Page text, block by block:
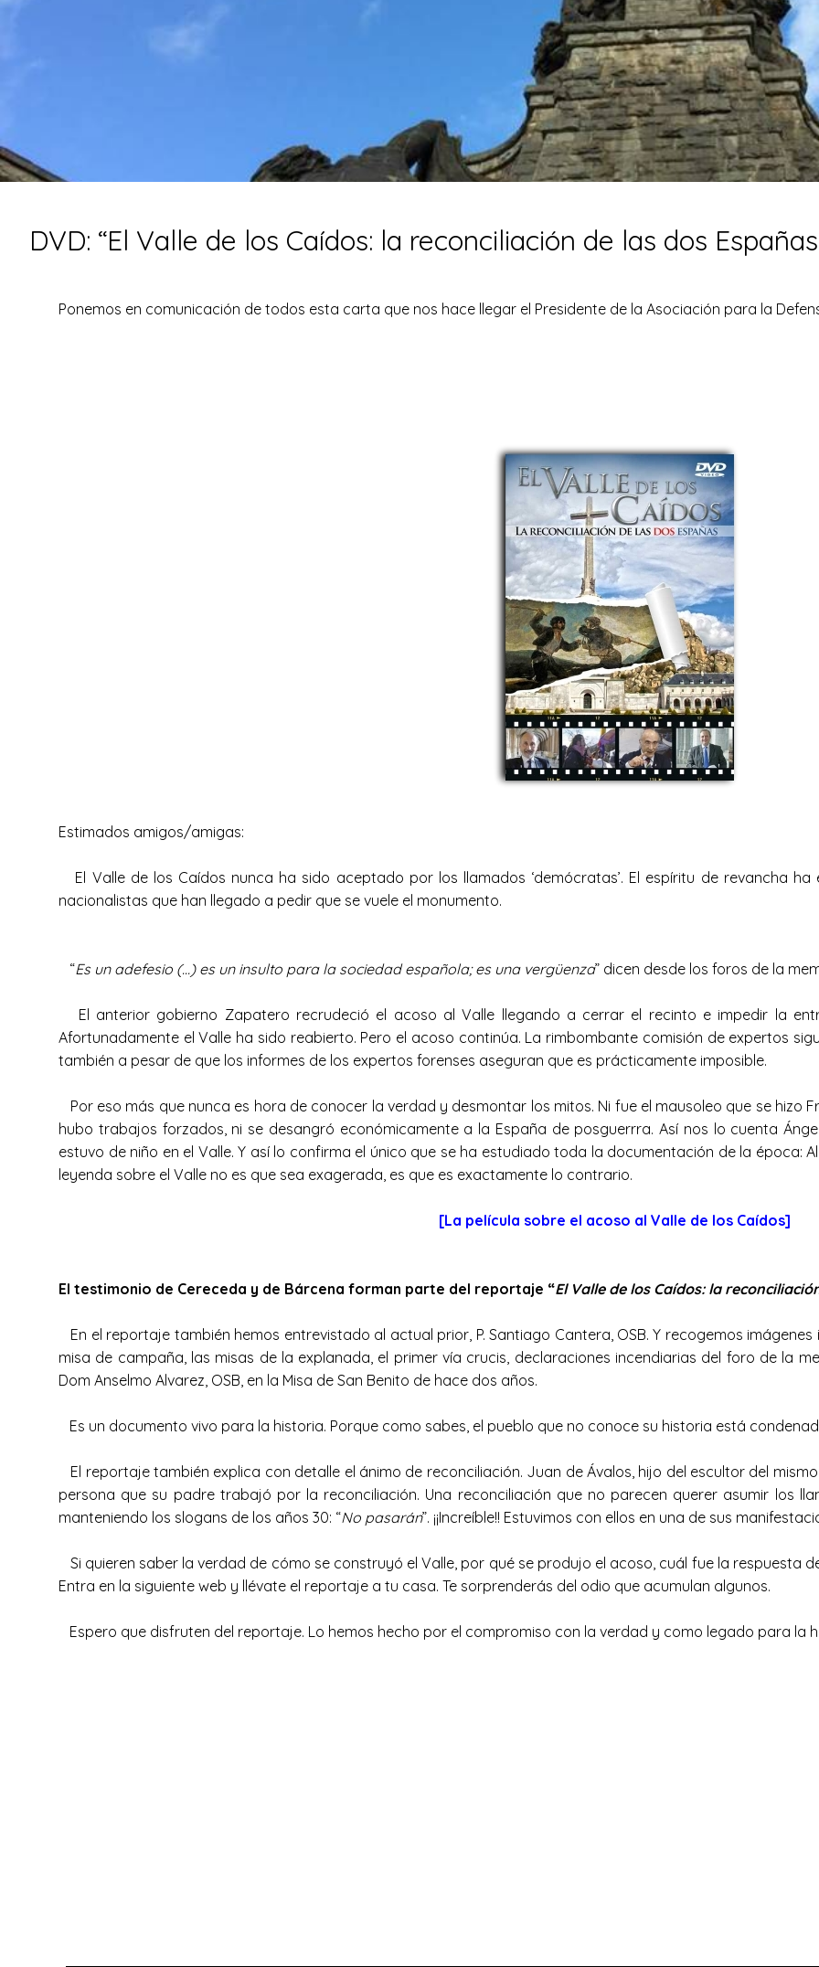
DVD: “El Valle de los Caídos: la reconciliación de las dos
Ponemos en comunicación de todos esta carta que nos hace llegar el Presidente de la Asociación para la
Estimados amigos/amigas:
El Valle de los Caídos nunca ha sido aceptado por los llamados ‘demócratas’. El espíritu de revancha
nacionalistas que han llegado a pedir que se vuele el monumento.
“Es un adefesio (…) es un insulto para la sociedad española; es una vergüenza” dicen desde los foros de la
El anterior gobierno Zapatero recrudeció el acoso al Valle llegando a cerrar el recinto e impedir la
Afortunadamente el Valle ha sido reabierto. Pero el acoso continúa. La rimbombante comisión de expertos
también a pesar de que los informes de los expertos forenses aseguran que es prácticamente imposible.
Por eso más que nunca es hora de conocer la verdad y desmontar los mitos. Ni fue el mausoleo que se hizo
hubo trabajos forzados, ni se desangró económicamente a la España de posguerrra. Así nos lo cuenta
estuvo de niño en el Valle. Y así lo confirma el único que se ha estudiado toda la documentación de la época:
leyenda sobre el Valle no es que sea exagerada, es que es exactamente lo contrario.
[La película sobre el acoso al Valle de los Caídos]
El testimonio de Cereceda y de Bárcena forman parte del reportaje “El Valle de los Caídos: la
En el reportaje también hemos entrevistado al actual prior, P. Santiago Cantera, OSB. Y recogemos
misa de campaña, las misas de la explanada, el primer vía crucis, declaraciones incendiarias del foro de la
Dom Anselmo Alvarez, OSB, en la Misa de San Benito de hace dos años.
Es un documento vivo para la historia. Porque como sabes, el pueblo que no conoce su historia está
El reportaje también explica con detalle el ánimo de reconciliación. Juan de Ávalos, hijo del escultor del
persona que su padre trabajó por la reconciliación. Una reconciliación que no parecen querer asumir los
manteniendo los slogans de los años 30: “No pasarán”. ¡¡Increíble!! Estuvimos con ellos en una de sus
Si quieren saber la verdad de cómo se construyó el Valle, por qué se produjo el acoso, cuál fue la respuesta
Entra en la siguiente web y llévate el reportaje a tu casa. Te sorprenderás del odio que acumulan algunos.
Espero que disfruten del reportaje. Lo hemos hecho por el compromiso con la verdad y como legado para la